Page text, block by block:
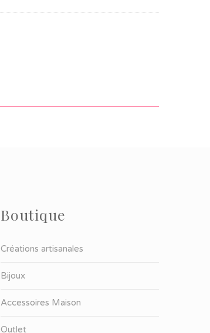
Boutique
Créations artisanales
Bijoux
Accessoires Maison
Outlet